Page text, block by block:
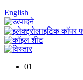
English
01